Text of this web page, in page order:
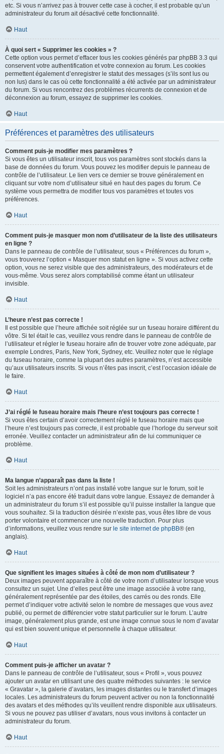
etc. Si vous n’arrivez pas à trouver cette case à cocher, il est probable qu’un
administrateur du forum ait désactivé cette fonctionnalité.
Haut
À quoi sert « Supprimer les cookies » ?
Cette option vous permet d’effacer tous les cookies générés par phpBB 3.3 qui
conservent votre authentification et votre connexion au forum. Les cookies
permettent également d’enregistrer le statut des messages (s’ils sont lus ou
non lus) dans le cas où cette fonctionnalité a été activée par un administrateur
du forum. Si vous rencontrez des problèmes récurrents de connexion et de
déconnexion au forum, essayez de supprimer les cookies.
Haut
Préférences et paramètres des utilisateurs
Comment puis-je modifier mes paramètres ?
Si vous êtes un utilisateur inscrit, tous vos paramètres sont stockés dans la
base de données du forum. Vous pouvez les modifier depuis le panneau de
contrôle de l’utilisateur. Le lien vers ce dernier se trouve généralement en
cliquant sur votre nom d’utilisateur situé en haut des pages du forum. Ce
système vous permettra de modifier tous vos paramètres et toutes vos
préférences.
Haut
Comment puis-je masquer mon nom d’utilisateur de la liste des utilisateurs
en ligne ?
Dans le panneau de contrôle de l’utilisateur, sous « Préférences du forum »,
vous trouverez l’option « Masquer mon statut en ligne ». Si vous activez cette
option, vous ne serez visible que des administrateurs, des modérateurs et de
vous-même. Vous serez alors comptabilisé comme étant un utilisateur
invisible.
Haut
L’heure n’est pas correcte !
Il est possible que l’heure affichée soit réglée sur un fuseau horaire différent du
vôtre. Si tel était le cas, veuillez vous rendre dans le panneau de contrôle de
l’utilisateur et régler le fuseau horaire afin de trouver votre zone adéquate, par
exemple Londres, Paris, New York, Sydney, etc. Veuillez noter que le réglage
du fuseau horaire, comme la plupart des autres paramètres, n’est accessible
qu’aux utilisateurs inscrits. Si vous n’êtes pas inscrit, c’est l’occasion idéale de
le faire.
Haut
J’ai réglé le fuseau horaire mais l’heure n’est toujours pas correcte !
Si vous êtes certain d’avoir correctement réglé le fuseau horaire mais que
l’heure n’est toujours pas correcte, il est probable que l’horloge du serveur soit
erronée. Veuillez contacter un administrateur afin de lui communiquer ce
problème.
Haut
Ma langue n’apparaît pas dans la liste !
Soit les administrateurs n’ont pas installé votre langue sur le forum, soit le
logiciel n’a pas encore été traduit dans votre langue. Essayez de demander à
un administrateur du forum s’il est possible qu’il puisse installer la langue que
vous souhaitez. Si la traduction désirée n’existe pas, vous êtes libre de vous
porter volontaire et commencer une nouvelle traduction. Pour plus
d’informations, veuillez vous rendre sur le site internet de phpBB® (en
anglais).
Haut
Que signifient les images situées à côté de mon nom d’utilisateur ?
Deux images peuvent apparaître à côté de votre nom d’utilisateur lorsque vous
consultez un sujet. Une d’elles peut être une image associée à votre rang,
généralement représentée par des étoiles, des carrés ou des ronds. Elle
permet d’indiquer votre activité selon le nombre de messages que vous avez
publié, ou permet de différencier votre statut particulier sur le forum. L’autre
image, généralement plus grande, est une image connue sous le nom d’avatar
qui est bien souvent unique et personnelle à chaque utilisateur.
Haut
Comment puis-je afficher un avatar ?
Dans le panneau de contrôle de l’utilisateur, sous « Profil », vous pouvez
ajouter un avatar en utilisant une des quatre méthodes suivantes : le service
« Gravatar », la galerie d’avatars, les images distantes ou le transfert d’images
locales. Les administrateurs du forum peuvent activer ou non la fonctionnalité
des avatars et des méthodes qu’ils veuillent rendre disponible aux utilisateurs.
Si vous ne pouvez pas utiliser d’avatars, nous vous invitons à contacter un
administrateur du forum.
Haut